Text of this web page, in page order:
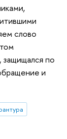
слово
защищался по
и